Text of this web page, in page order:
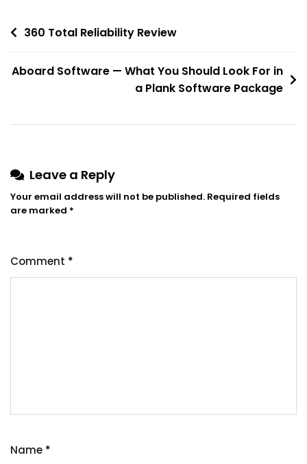
Post
360 Total Reliability Review
Aboard Software — What You Should Look For in
a Plank Software Package
Leave a Reply
Your email address will not be published. Required fields
are marked *
Comment *
Name *